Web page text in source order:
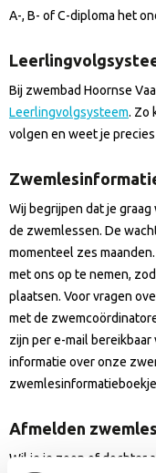
A-, B- of C-diploma het
Bij zwembad Hoornse
Leerlingvolgsysteem. Zo
volgen en weet je
Wij begrijpen dat je
de zwemlessen. De
momenteel zes
met ons op te nemen,
plaatsen. Voor vragen
met de
zijn per e-mail bereikbaar
informatie over onze
Afmelden zwemles
Wil je je zoon of dochter